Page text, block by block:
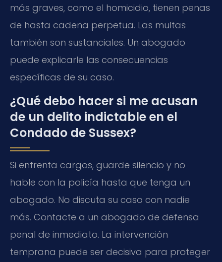
más graves, como el homicidio, tienen penas
de hasta cadena perpetua. Las multas
también son sustanciales. Un abogado
puede explicarle las consecuencias
específicas de su caso.
¿Qué debo hacer si me acusan
de un delito indictable en el
Condado de Sussex?
Si enfrenta cargos, guarde silencio y no
hable con la policía hasta que tenga un
abogado. No discuta su caso con nadie
más. Contacte a un abogado de defensa
penal de inmediato. La intervención
temprana puede ser decisiva para proteger